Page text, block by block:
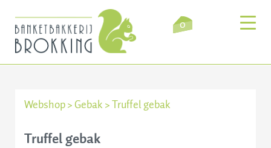
0
Inloggen
Webshop>Gebak>Truffel gebak
Truffel gebak